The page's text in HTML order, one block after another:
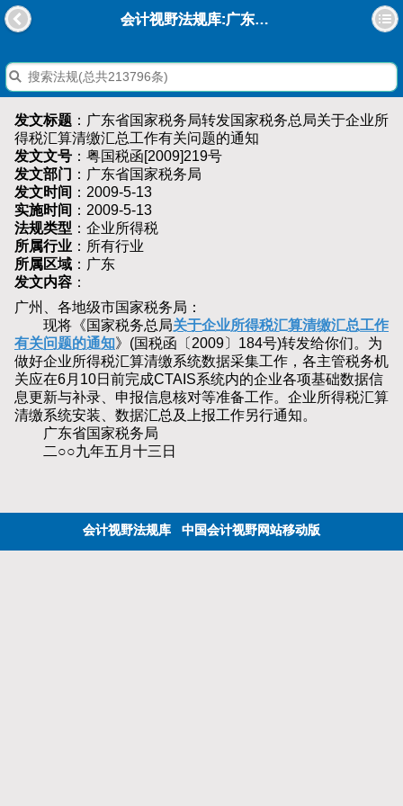
会计视野法规库:广东省国家税务局转发国家税务总局关于企业所得税汇算清缴汇总工作有关问题的通知
发文标题 ：广东省国家税务局转发国家税务总局关于企业所
得税汇算清缴汇总工作有关问题的通知
发文文号 ：粤国税函[2009]219号
发文部门 ：广东省国家税务局
发文时间 ：2009-5-13
实施时间 ：2009-5-13
法规类型 ：企业所得税
所属行业 ：所有行业
所属区域 ：广东
发文内容 ：
广州、各地级市国家税务局：
现将《国家税务总局关于企业所得税汇算清缴汇总工作
有关问题的通知》(国税函〔2009〕184号)转发给你们。为
做好企业所得税汇算清缴系统数据采集工作，各主管税务机
关应在6月10日前完成CTAIS系统内的企业各项基础数据信
息更新与补录、申报信息核对等准备工作。企业所得税汇算
清缴系统安装、数据汇总及上报工作另行通知。
广东省国家税务局
二○○九年五月十三日
会计视野法规库 中国会计视野网站移动版